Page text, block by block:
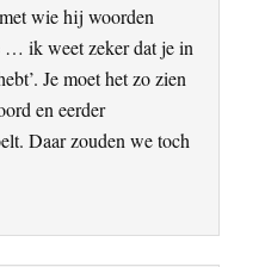
wie hij woorden
… ik weet zeker dat je in
Je moet het zo zien
en eerder
Daar zouden we toch